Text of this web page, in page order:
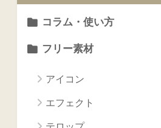
コラム・使い方
フリー素材
アイコン
エフェクト